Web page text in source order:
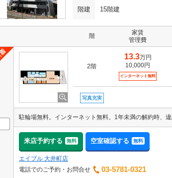
階建 15階建
階
家賃
管理費
2階
13.3万円
10,000円
インターネット無料
写真充実
来店予約する 無料 空室確認する 無料
エイブル 大井町店
電話でのご予約・お問合せ
03-5781-0321